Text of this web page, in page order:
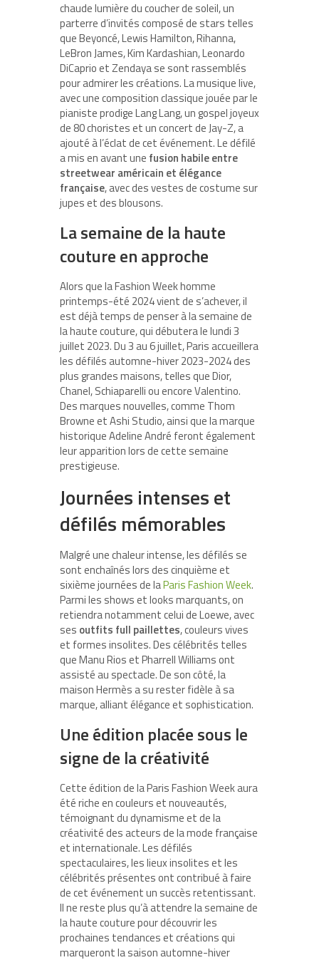
chaude lumière du coucher de soleil, un
parterre d’invités composé de stars telles
que Beyoncé, Lewis Hamilton, Rihanna,
LeBron James, Kim Kardashian, Leonardo
DiCaprio et Zendaya se sont rassemblés
pour admirer les créations. La musique live,
avec une composition classique jouée par le
pianiste prodige Lang Lang, un gospel joyeux
de 80 choristes et un concert de Jay-Z, a
ajouté à l’éclat de cet événement. Le défilé
a mis en avant une fusion habile entre
streetwear américain et élégance
française, avec des vestes de costume sur
jupes et des blousons.
La semaine de la haute
couture en approche
Alors que la Fashion Week homme
printemps-été 2024 vient de s’achever, il
est déjà temps de penser à la semaine de
la haute couture, qui débutera le lundi 3
juillet 2023. Du 3 au 6 juillet, Paris accueillera
les défilés automne-hiver 2023-2024 des
plus grandes maisons, telles que Dior,
Chanel, Schiaparelli ou encore Valentino.
Des marques nouvelles, comme Thom
Browne et Ashi Studio, ainsi que la marque
historique Adeline André feront également
leur apparition lors de cette semaine
prestigieuse.
Journées intenses et
défilés mémorables
Malgré une chaleur intense, les défilés se
sont enchaînés lors des cinquième et
sixième journées de laParis Fashion Week.
Parmi les shows et looks marquants, on
retiendra notamment celui de Loewe, avec
ses outfits full paillettes, couleurs vives
et formes insolites. Des célébrités telles
que Manu Rios et Pharrell Williams ont
assisté au spectacle. De son côté, la
maison Hermès a su rester fidèle à sa
marque, alliant élégance et sophistication.
Une édition placée sous le
signe de la créativité
Cette édition de la Paris Fashion Week aura
été riche en couleurs et nouveautés,
témoignant du dynamisme et de la
créativité des acteurs de la mode française
et internationale. Les défilés
spectaculaires, les lieux insolites et les
célébrités présentes ont contribué à faire
de cet événement un succès retentissant.
Il ne reste plus qu’à attendre la semaine de
la haute couture pour découvrir les
prochaines tendances et créations qui
marqueront la saison automne-hiver